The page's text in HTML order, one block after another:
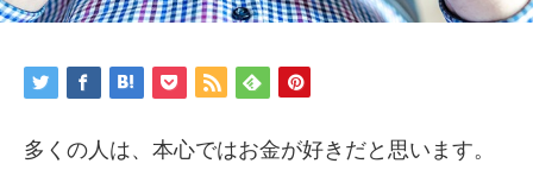
多くの人は、本心ではお金が好きだと思います。